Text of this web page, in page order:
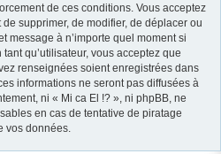
de ces conditions. Vous acceptez
supprimer, de modifier, de déplacer ou
message à n’importe quel moment si
qu’utilisateur, vous acceptez que
renseignées soient enregistrées dans
informations ne seront pas diffusées à
ni « Mi ca El !? », ni phpBB, ne
en cas de tentative de piratage
vos données.